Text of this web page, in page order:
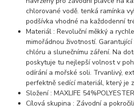
chlorované vodě. tenká ramínka
podšívka vhodné na každodenní
Materiál : Revoluční měkký a
mimořádnou životností.
chlóru a slunečnímu záření. Na
poskytuje tu nejlepší volnost v
odírání a mořské soli. Trvanlivý,
perfektně sedící materiál, který je
Složení : MAXLIFE
Cílová skupina : Závodní a